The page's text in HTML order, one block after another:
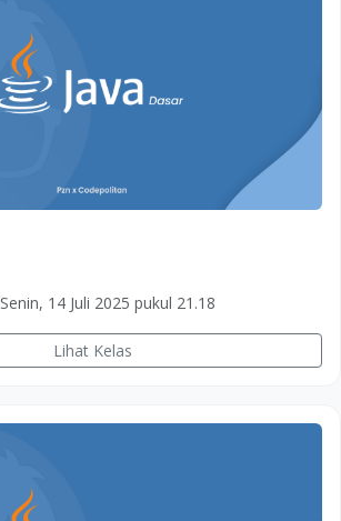
Senin, 14 Juli 2025 pukul 21.18
Lihat Kelas